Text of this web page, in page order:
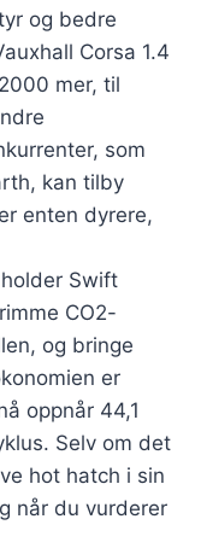
og bedre
Corsa 1.4
mer, til
som
kan tilby
enten dyrere,
Swift
CO2-
og bringe
er
oppnår 44,1
Selv om det
hot hatch i sin
når du vurderer